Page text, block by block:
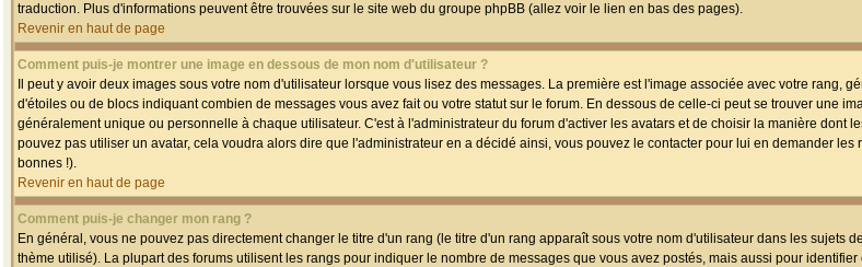
traduction. Plus d'informations peuvent être trouvées sur le site web du groupe phpBB (allez voir le lien en bas des pages).
Revenir en haut de page
Comment puis-je montrer une image en dessous de mon nom d'utilisateur ?
Il peut y avoir deux images sous votre nom d'utilisateur lorsque vous lisez des messages. La première est l'image associée avec votre rang,
d'étoiles ou de blocs indiquant combien de messages vous avez fait ou votre statut sur le forum. En dessous de celle-ci peut se trouver une
généralement unique ou personnelle à chaque utilisateur. C'est à l'administrateur du forum d'activer les avatars et de choisir la manière dont
pouvez pas utiliser un avatar, cela voudra alors dire que l'administrateur en a décidé ainsi, vous pouvez le contacter pour lui en demander les
bonnes !).
Revenir en haut de page
Comment puis-je changer mon rang ?
En général, vous ne pouvez pas directement changer le titre d'un rang (le titre d'un rang apparaît sous votre nom d'utilisateur dans les sujets
thème utilisé). La plupart des forums utilisent les rangs pour indiquer le nombre de messages que vous avez postés, mais aussi pour